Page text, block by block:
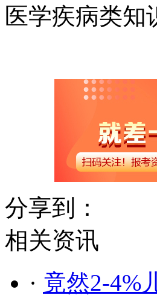
医学疾病类知
分享到：
相关资讯
· 竟然2-4%